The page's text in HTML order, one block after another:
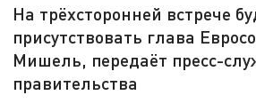
На трёхсторонней встрече
присутствовать глава
Мишель, передаёт пресс-
правительства